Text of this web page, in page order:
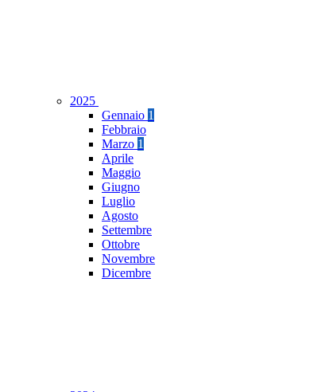
2025
Gennaio 1
Febbraio
Marzo 1
Aprile
Maggio
Giugno
Luglio
Agosto
Settembre
Ottobre
Novembre
Dicembre